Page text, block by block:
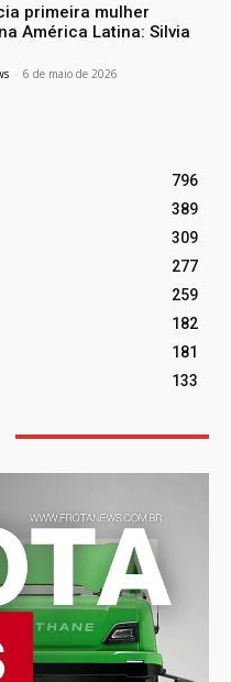
primeira mulher
América Latina: Silvia
- 6 de maio de 2026
796
389
309
277
259
182
181
133